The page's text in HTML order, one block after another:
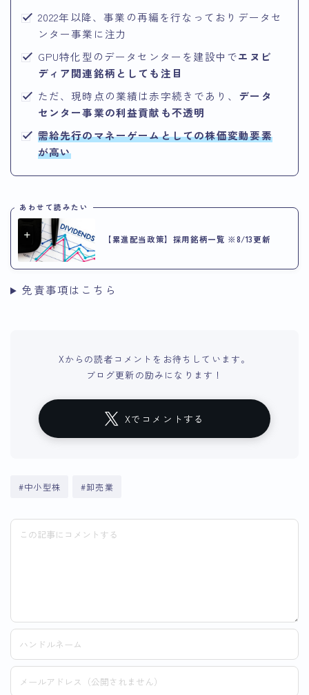
2022年以降、事業の再編を行なっておりデータセ
ンター事業に注力
GPU特化型のデータセンターを建設中でエヌビ
ディア関連銘柄としても注目
ただ、現時点の業績は赤字続きであり、 データ
センター事業の利益貢献も不透明
需給先行のマネーゲームとしての株価変動要素
が高い
あわせて読みたい
【累進配当政策】採用銘柄一覧 ※8/13更新
免責事項はこちら
Xからの読者コメントをお待ちしています。
ブログ更新の励みになります！
Xでコメントする
#中小型株 #卸売業